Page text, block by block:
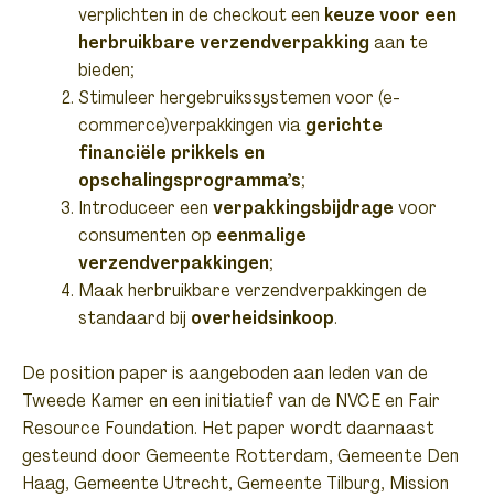
verplichten in de checkout een keuze voor een
herbruikbare verzendverpakking aan te
bieden;
Stimuleer hergebruikssystemen voor (e-
commerce)verpakkingen via gerichte
financiële prikkels en
opschalingsprogramma’s;
Introduceer een verpakkingsbijdrage voor
consumenten op eenmalige
verzendverpakkingen;
Maak herbruikbare verzendverpakkingen de
standaard bij overheidsinkoop.
De position paper is aangeboden aan leden van de
Tweede Kamer en een initiatief van de NVCE en Fair
Resource Foundation. Het paper wordt daarnaast
gesteund door Gemeente Rotterdam, Gemeente Den
Haag, Gemeente Utrecht, Gemeente Tilburg, Mission